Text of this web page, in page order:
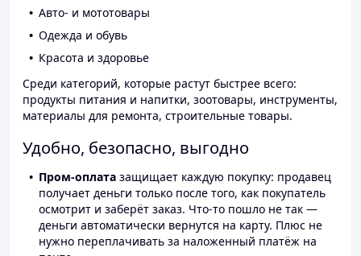
Авто- и мототовары
Одежда и обувь
Красота и здоровье
Среди категорий, которые растут быстрее всего:
продукты питания и напитки, зоотовары, инструменты,
материалы для ремонта, строительные товары.
Удобно, безопасно, выгодно
Пром-оплата защищает каждую покупку: продавец
получает деньги только после того, как покупатель
осмотрит и заберёт заказ. Что-то пошло не так —
деньги автоматически вернутся на карту. Плюс не
нужно переплачивать за наложенный платёж на